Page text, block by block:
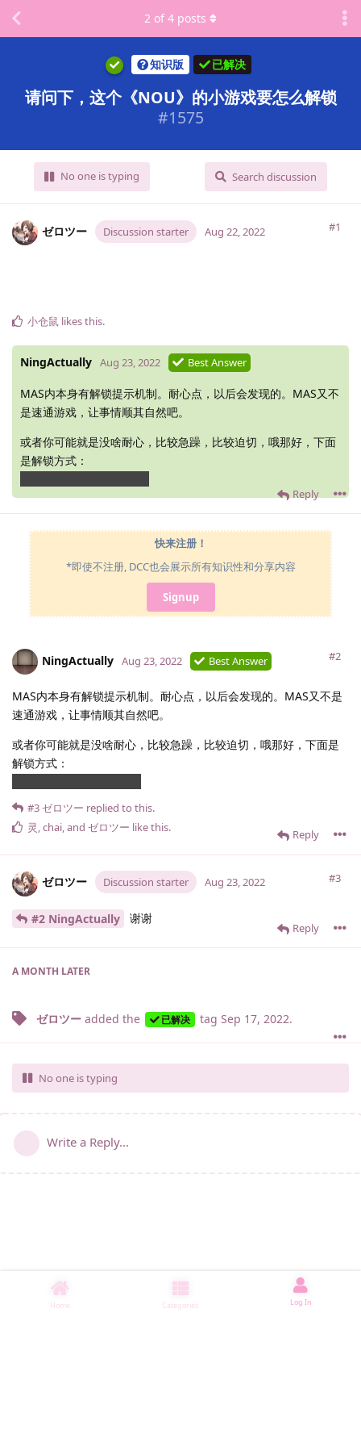
知识版 已解决
请问下，这个《NOU》的小游戏要怎么解锁
#1575
No one is typing Search discussion
2 of 4 posts
ゼロツー Discussion starter #1
Aug 22, 2022
Reply
小仓鼠 likes this.
NingActually Aug 23, 2022 Best Answer
MAS内本身有解锁提示机制。耐心点，以后会发现的。MAS又不
是速通游戏，让事情顺其自然吧。
或者你可能就是没啥耐心，比较急躁，比较迫切，哦那好，下面
是解锁方式：
快来注册！
*即使不注册, DCC也会展示所有知识性和分享内容
Signup
NingActually #2
Aug 23, 2022 Best Answer
MAS内本身有解锁提示机制。耐心点，以后会发现的。MAS又不是
速通游戏，让事情顺其自然吧。
或者你可能就是没啥耐心，比较急躁，比较迫切，哦那好，下面是
解锁方式：
Reply
#3ゼロツー replied to this.
灵,chai, and ゼロツー like this.
ゼロツー Discussion starter #3
Aug 23, 2022
#2 NingActually 谢谢
Reply
A MONTH LATER
ゼロツー added the 已解决 tag Sep 17, 2022.
No one is typing
Write a Reply...
Home Categories Log In